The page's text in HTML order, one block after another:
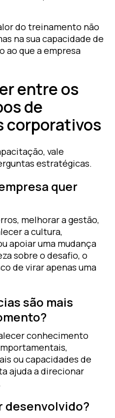
do treinamento não
na sua capacidade de
ao que a empresa
entre os
de
corporativos
vale
estratégicas.
quer
melhorar a gestão,
a cultura,
apoiar uma mudança
sobre o desafio, o
de virar apenas uma
são mais
conhecimento
ou capacidades de
ajuda a direcionar
desenvolvido?